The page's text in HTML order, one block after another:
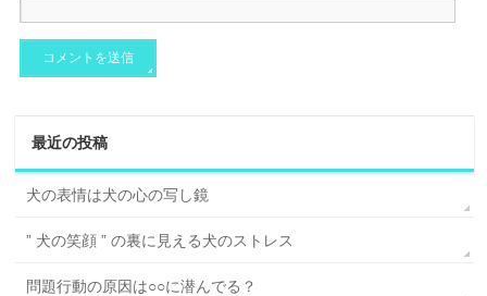
最近の投稿
犬の表情は犬の心の写し鏡
” 犬の笑顔 ” の裏に見える犬のストレス
問題行動の原因は○○に潜んでる？